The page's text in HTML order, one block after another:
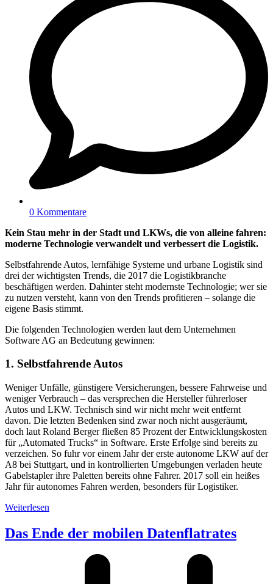
0 Kommentare
Kein Stau mehr in der Stadt und LKWs, die von alleine fahren:
moderne Technologie verwandelt und verbessert die Logistik.
Selbstfahrende Autos, lernfähige Systeme und urbane Logistik sind
drei der wichtigsten Trends, die 2017 die Logistikbranche
beschäftigen werden. Dahinter steht modernste Technologie; wer sie
zu nutzen versteht, kann von den Trends profitieren – solange die
eigene Basis stimmt.
Die folgenden Technologien werden laut dem Unternehmen
Software AG an Bedeutung gewinnen:
1. Selbstfahrende Autos
Weniger Unfälle, günstigere Versicherungen, bessere Fahrweise und
weniger Verbrauch – das versprechen die Hersteller führerloser
Autos und LKW. Technisch sind wir nicht mehr weit entfernt
davon. Die letzten Bedenken sind zwar noch nicht ausgeräumt,
doch laut Roland Berger fließen 85 Prozent der Entwicklungskosten
für „Automated Trucks“ in Software. Erste Erfolge sind bereits zu
verzeichen. So fuhr vor einem Jahr der erste autonome LKW auf der
A8 bei Stuttgart, und in kontrollierten Umgebungen verladen heute
Gabelstapler ihre Paletten bereits ohne Fahrer. 2017 soll ein heißes
Jahr für autonomes Fahren werden, besonders für Logistiker.
Weiterlesen
Das Ende der mobilen Datenflatrates